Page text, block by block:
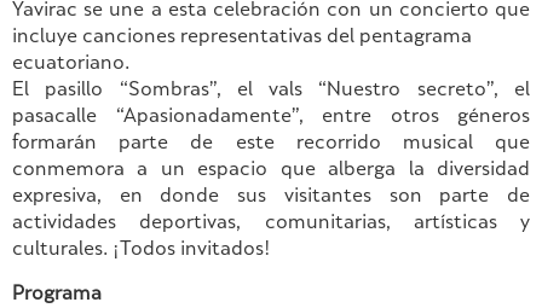
Yavirac se une a esta celebración con un concierto que
incluye canciones representativas del pentagrama
ecuatoriano.
El pasillo “Sombras”, el vals “Nuestro secreto”, el
pasacalle “Apasionadamente”, entre otros géneros
formarán parte de este recorrido musical que
conmemora a un espacio que alberga la diversidad
expresiva, en donde sus visitantes son parte de
actividades deportivas, comunitarias, artísticas y
culturales. ¡Todos invitados!
Programa